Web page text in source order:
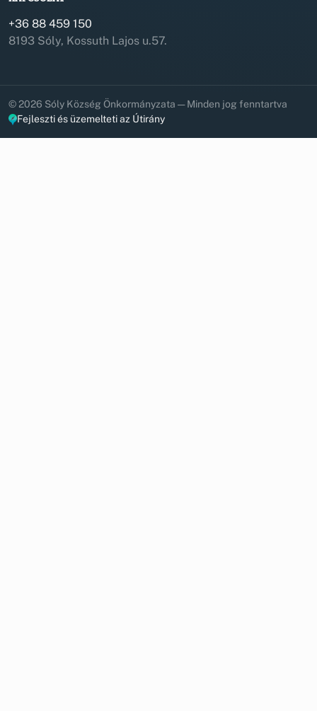
+36 88 459 150
8193 Sóly, Kossuth Lajos u.57.
© 2026 Sóly Község Önkormányzata — Minden jog fenntartva
Fejleszti és üzemelteti az Útirány